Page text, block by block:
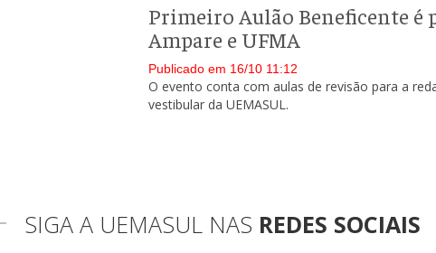
Primeiro Aulão Beneficente é
Ampare e UFMA
Publicado em 16/10 11:12
O evento conta com aulas de revisão para a
vestibular da UEMASUL.
SIGA A UEMASUL NAS REDES SOCIAIS